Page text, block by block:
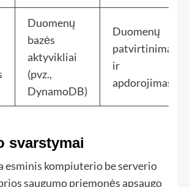
Duomenų
bazės
aktyvikliai
(pvz.,
DynamoDB)
Duomenų
patvirtinimas
ir
apdorojimas
svarstymai
esminis kompiuterio be serverio
saugumo priemonės apsaugo